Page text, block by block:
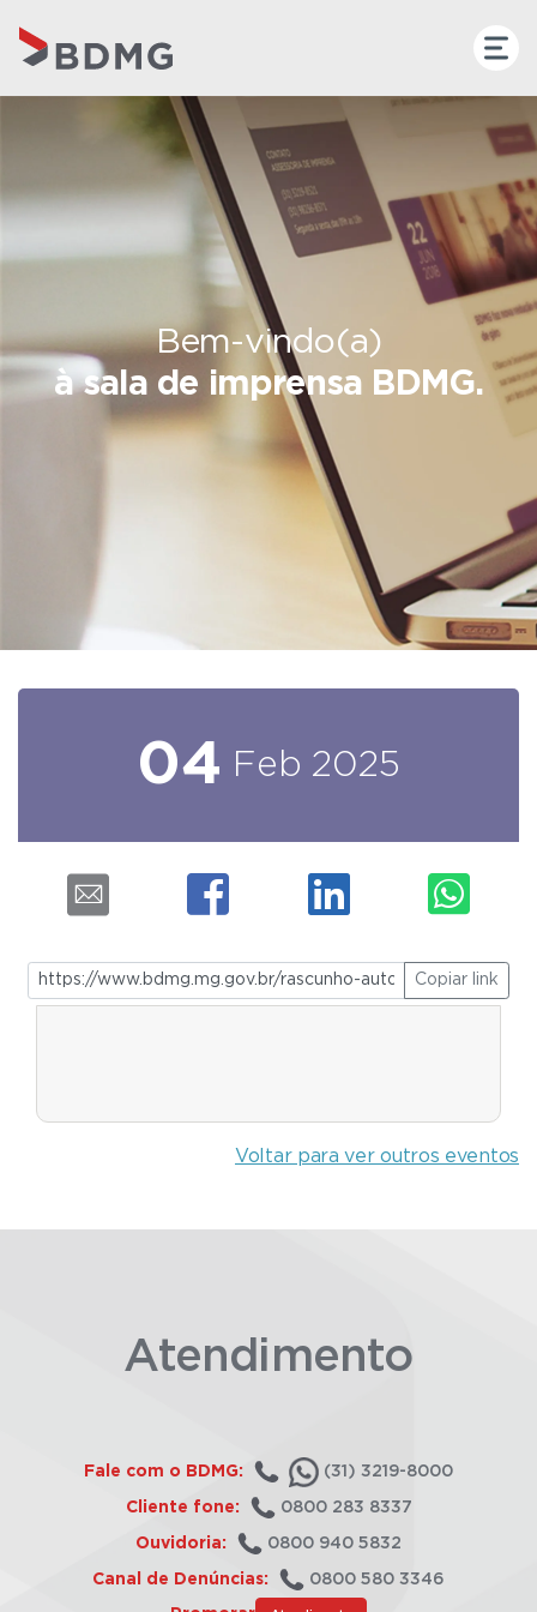
Bem-vindo(a)
à sala de imprensa BDMG.
04 Feb 2025
Copiar link
Voltar para ver outros eventos
Atendimento
Fale com o BDMG: (31) 3219-8000
Cliente fone: 0800 283 8337
Ouvidoria: 0800 940 5832
Canal de Denúncias: 0800 580 3346